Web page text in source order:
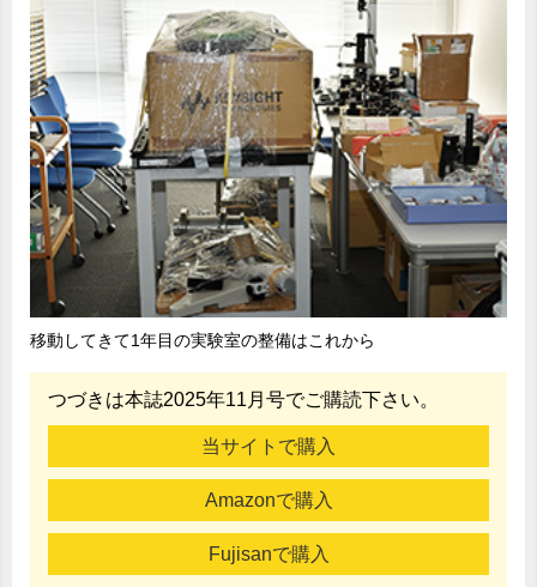
移動してきて1年目の実験室の整備はこれから
つづきは本誌2025年11月号でご購読下さい。
当サイトで購入
Amazonで購入
Fujisanで購入